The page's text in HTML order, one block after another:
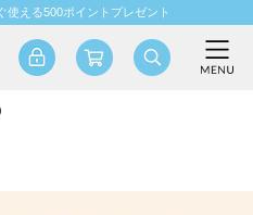
使える500ポイントプレゼント